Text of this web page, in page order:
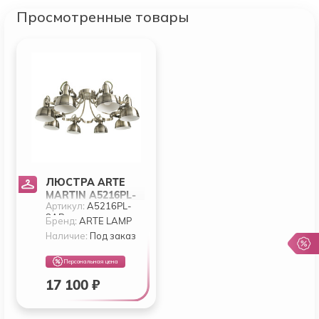
Просмотренные товары
ЛЮСТРА ARTE
MARTIN A5216PL-
8AB
Артикул:A5216PL-
8AB
Бренд:ARTE LAMP
Наличие: Под заказ
Персональная цена
17 100 ₽